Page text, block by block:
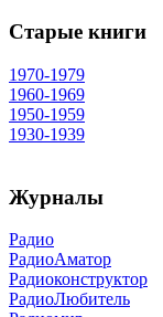
Старые книги
1970-1979
1960-1969
1950-1959
1930-1939
Журналы
Радио
РадиоАматор
Радиоконструктор
РадиоЛюбитель